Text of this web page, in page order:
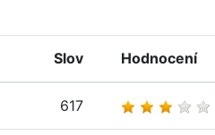
Slov Hodnocení
617